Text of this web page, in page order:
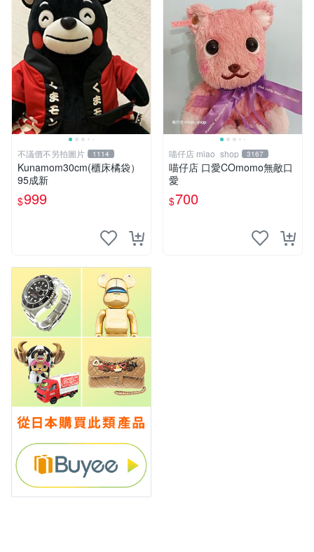
不議價不另拍圖片 1114
Kunamom30cm(櫃床橘袋）
95成新
$999
喵仔店 miao_shop 3167
喵仔店 口愛COmomo無敵口
愛
$700